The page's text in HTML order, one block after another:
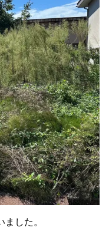
した。